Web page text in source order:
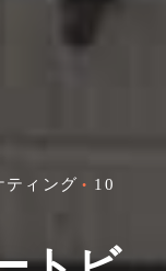
ティング
10